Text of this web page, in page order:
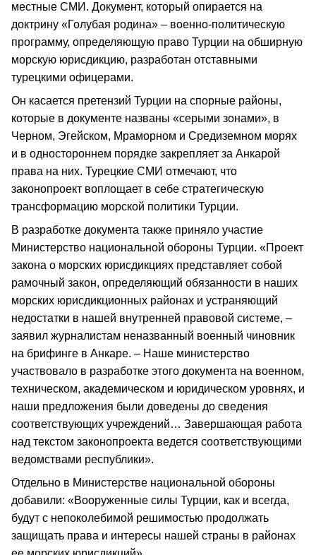
местные СМИ. Документ, который опирается на
доктрину «Голубая родина» – военно-политическую
программу, определяющую право Турции на обширную
морскую юрисдикцию, разработан отставными
турецкими офицерами.
Он касается претензий Турции на спорные районы,
которые в документе названы «серыми зонами», в
Черном, Эгейском, Мраморном и Средиземном морях
и в одностороннем порядке закрепляет за Анкарой
права на них. Турецкие СМИ отмечают, что
законопроект воплощает в себе стратегическую
трансформацию морской политики Турции.
В разработке документа также приняло участие
Министерство национальной обороны Турции. «Проект
закона о морских юрисдикциях представляет собой
рамочный закон, определяющий обязанности в наших
морских юрисдикционных районах и устраняющий
недостатки в нашей внутренней правовой системе, –
заявил журналистам неназванный военный чиновник
на брифинге в Анкаре. – Наше министерство
участвовало в разработке этого документа на военном,
техническом, академическом и юридическом уровнях, и
наши предложения были доведены до сведения
соответствующих учреждений… Завершающая работа
над текстом законопроекта ведется соответствующими
ведомствами республики».
Отдельно в Министерстве национальной обороны
добавили: «Вооруженные силы Турции, как и всегда,
будут с непоколебимой решимостью продолжать
защищать права и интересы нашей страны в районах